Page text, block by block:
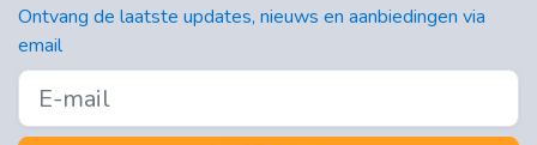
Ontvang de laatste updates, nieuws en aanbiedingen via
email